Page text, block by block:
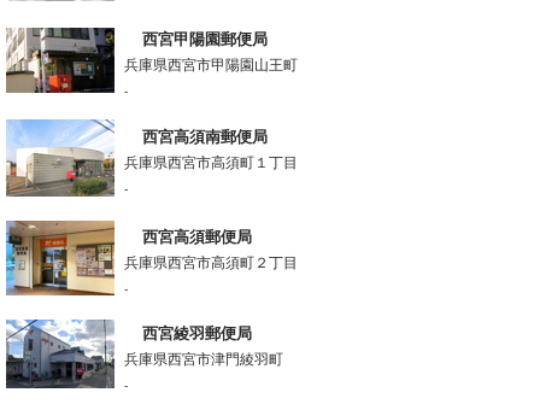
西宮甲陽園郵便局
兵庫県西宮市甲陽園山王町
-
西宮高須南郵便局
兵庫県西宮市高須町１丁目
-
西宮高須郵便局
兵庫県西宮市高須町２丁目
-
西宮綾羽郵便局
兵庫県西宮市津門綾羽町
-